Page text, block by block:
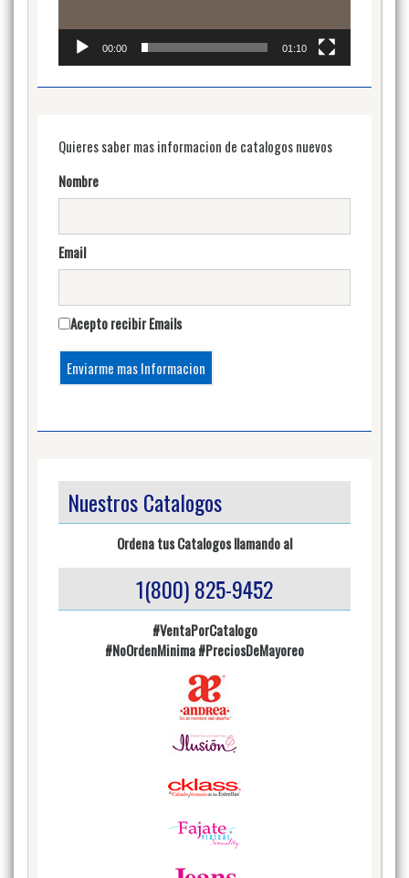
00:00 01:10
Quieres saber mas informacion de catalogos nuevos
Nombre
Email
Acepto recibir Emails
Nuestros Catalogos
Ordena tus Catalogos llamando al
1(800) 825-9452
#VentaPorCatalogo
#NoOrdenMinima#PreciosDeMayoreo